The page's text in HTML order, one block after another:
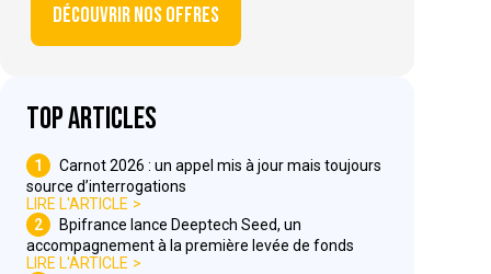
Découvrir nos offres
Top articles
1
Carnot 2026 : un appel mis à jour mais toujours
source d’interrogations
LIRE L'ARTICLE
2
Bpifrance lance Deeptech Seed, un
accompagnement à la première levée de fonds
LIRE L'ARTICLE